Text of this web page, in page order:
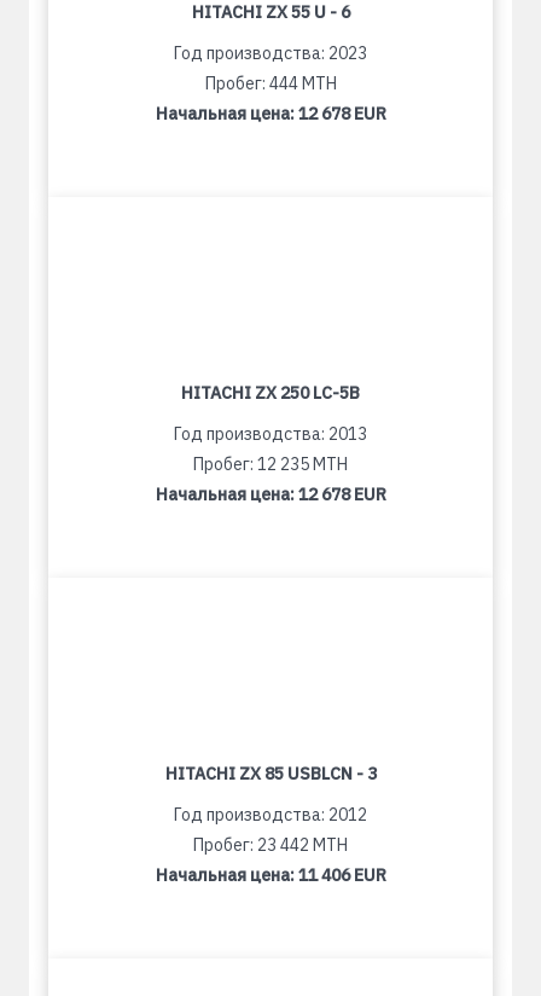
HITACHI ZX 55 U - 6
Год производства: 2023
Пробег: 444 MTH
Начальная цена:12 678 EUR
HITACHI ZX 250 LC-5B
Год производства: 2013
Пробег: 12 235 MTH
Начальная цена:12 678 EUR
HITACHI ZX 85 USBLCN - 3
Год производства: 2012
Пробег: 23 442 MTH
Начальная цена:11 406 EUR